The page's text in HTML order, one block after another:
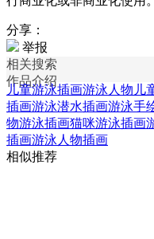
分享：
举报
相关搜索
作品介绍
儿童游泳插画游泳人物儿
插画游泳潜水插画游泳手
物游泳插画猫咪游泳插画
插画游泳人物插画
相似推荐